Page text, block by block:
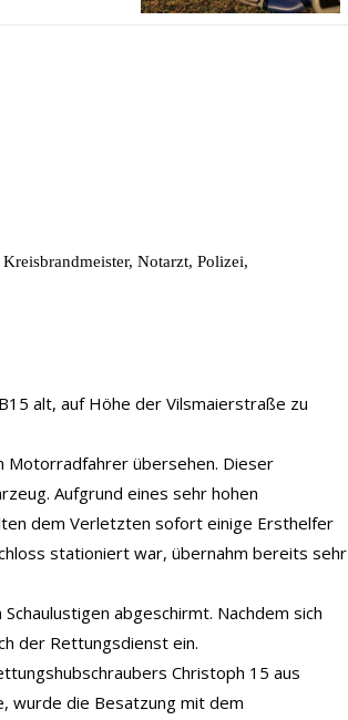
Notarzt, Polizei,
alt, auf Höhe der Vilsmaierstraße zu
Motorradfahrer übersehen. Dieser
Aufgrund eines sehr hohen
dem Verletzten sofort einige Ersthelfer
stationiert war, übernahm bereits sehr
abgeschirmt. Nachdem sich
der Rettungsdienst ein.
Christoph 15 aus
wurde die Besatzung mit dem